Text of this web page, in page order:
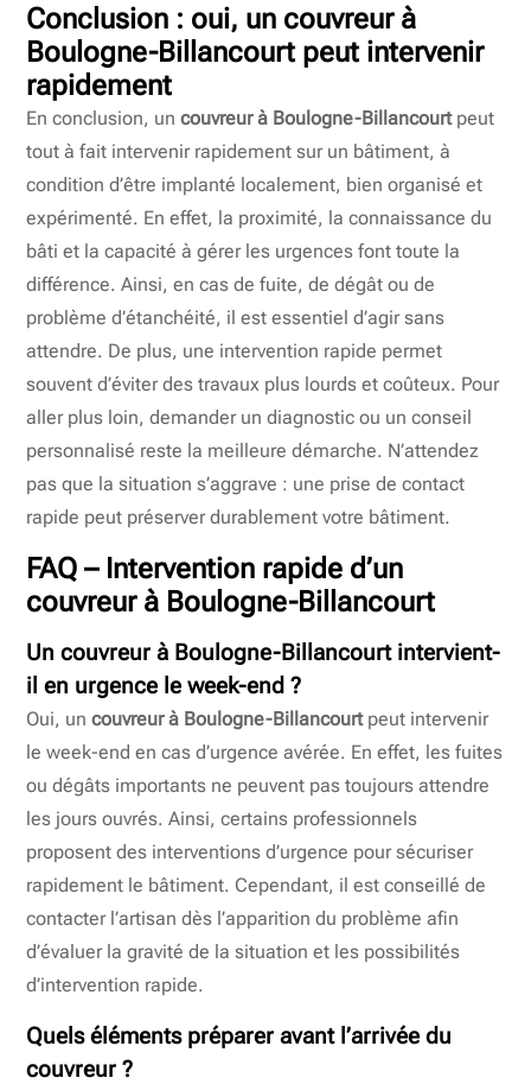
Conclusion : oui, un couvreur à
Boulogne-Billancourt peut intervenir
rapidement
En conclusion, uncouvreur à Boulogne-Billancourtpeut
tout à fait intervenir rapidement sur un bâtiment, à
condition d’être implanté localement, bien organisé et
expérimenté. En effet, la proximité, la connaissance du
bâti et la capacité à gérer les urgences font toute la
différence. Ainsi, en cas de fuite, de dégât ou de
problème d’étanchéité, il est essentiel d’agir sans
attendre. De plus, une intervention rapide permet
souvent d’éviter des travaux plus lourds et coûteux. Pour
aller plus loin, demander un diagnostic ou un conseil
personnalisé reste la meilleure démarche. N’attendez
pas que la situation s’aggrave : une prise de contact
rapide peut préserver durablement votre bâtiment.
FAQ – Intervention rapide d’un
couvreur à Boulogne-Billancourt
Un couvreur à Boulogne-Billancourt intervient-
il en urgence le week-end ?
Oui, uncouvreur à Boulogne-Billancourtpeut intervenir
le week-end en cas d’urgence avérée. En effet, les fuites
ou dégâts importants ne peuvent pas toujours attendre
les jours ouvrés. Ainsi, certains professionnels
proposent des interventions d’urgence pour sécuriser
rapidement le bâtiment. Cependant, il est conseillé de
contacter l’artisan dès l’apparition du problème afin
d’évaluer la gravité de la situation et les possibilités
d’intervention rapide.
Quels éléments préparer avant l’arrivée du
couvreur ?